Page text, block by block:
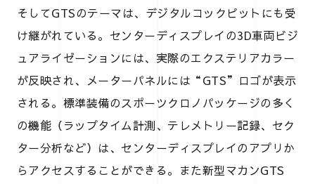
そしてGTSのテーマは、デジタルコックピットにも受
け継がれている。センターディスプレイの3D車両ビジ
ュアライゼーションには、実際のエクステリアカラー
が反映され、メーターパネルには“GTS”ロゴが表示
される。標準装備のスポーツクロノパッケージの多く
の機能（ラップタイム計測、テレメトリー記録、セク
ター分析など）は、センターディスプレイのアプリか
らアクセスすることができる。また新型マカンGTS